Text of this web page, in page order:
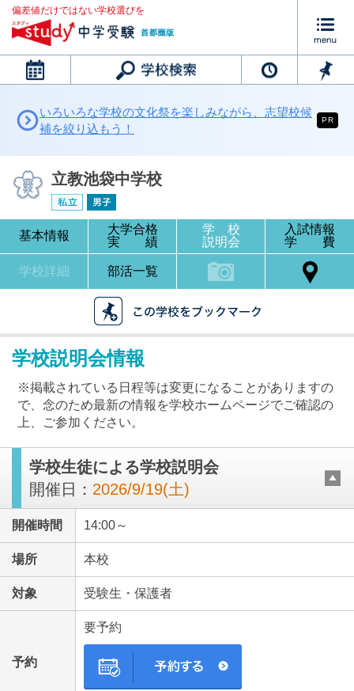
偏差値だけではない学校選びを
カレンダー
最近見た学校
立教池袋中学校
ブックマークした学校
いろいろな学校の文化祭を楽しみながら、志望校候
補を絞り込もう！
PR
立教池袋中学校
基本情報
大学合格
実 績
学 校
説明会
入試情報
学 費
学校詳細 部活一覧
学校説明会情報
※掲載されている日程等は変更になることがありますの
で、念のため最新の情報を学校ホームページでご確認の
上、ご参加ください。
学校生徒による学校説明会
開催日： 2026/9/19(土)
開催時間 14:00～
場所 本校
対象 受験生・保護者
予約
要予約